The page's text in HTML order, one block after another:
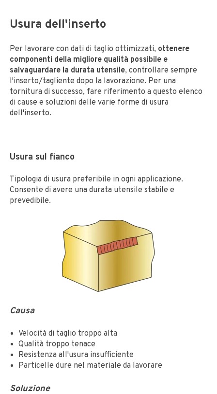
Usura dell'inserto
Per lavorare con dati di taglio ottimizzati, ottenere
componenti della migliore qualità possibile e
salvaguardare la durata utensile, controllare sempre
l'inserto/tagliente dopo la lavorazione. Per una
tornitura di successo, fare riferimento a questo elenco
di cause e soluzioni delle varie forme di usura
dell'inserto.
Usura sul fianco
Tipologia di usura preferibile in ogni applicazione.
Consente di avere una durata utensile stabile e
prevedibile.
Causa
Velocità di taglio troppo alta
Qualità troppo tenace
Resistenza all'usura insufficiente
Particelle dure nel materiale da lavorare
Soluzione